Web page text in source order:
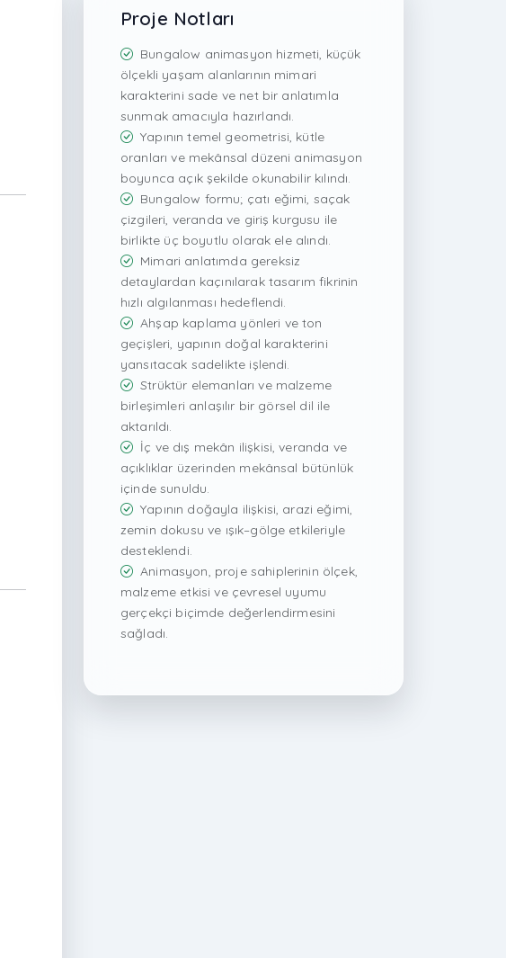
Proje Notları
Bungalow animasyon hizmeti, küçük
ölçekli yaşam alanlarının mimari
karakterini sade ve net bir anlatımla
sunmak amacıyla hazırlandı.
Yapının temel geometrisi, kütle
oranları ve mekânsal düzeni animasyon
boyunca açık şekilde okunabilir kılındı.
Bungalow formu; çatı eğimi, saçak
çizgileri, veranda ve giriş kurgusu ile
birlikte üç boyutlu olarak ele alındı.
Mimari anlatımda gereksiz
detaylardan kaçınılarak tasarım fikrinin
hızlı algılanması hedeflendi.
Ahşap kaplama yönleri ve ton
geçişleri, yapının doğal karakterini
yansıtacak sadelikte işlendi.
Strüktür elemanları ve malzeme
birleşimleri anlaşılır bir görsel dil ile
aktarıldı.
İç ve dış mekân ilişkisi, veranda ve
açıklıklar üzerinden mekânsal bütünlük
içinde sunuldu.
Yapının doğayla ilişkisi, arazi eğimi,
zemin dokusu ve ışık–gölge etkileriyle
desteklendi.
Animasyon, proje sahiplerinin ölçek,
malzeme etkisi ve çevresel uyumu
gerçekçi biçimde değerlendirmesini
sağladı.